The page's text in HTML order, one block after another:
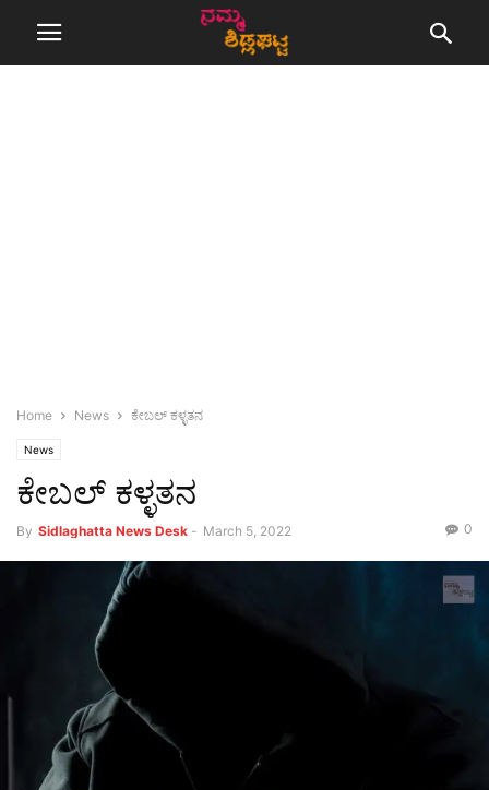
Home News ಕೇಬಲ್ ಕಳ್ಳತನ
News
ಕೇಬಲ್ ಕಳ್ಳತನ
By Sidlaghatta News Desk - March 5, 2022 0